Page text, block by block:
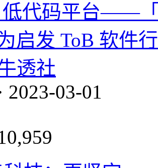
代码平台——「
启发 ToB 软件
透社
2023-03-01